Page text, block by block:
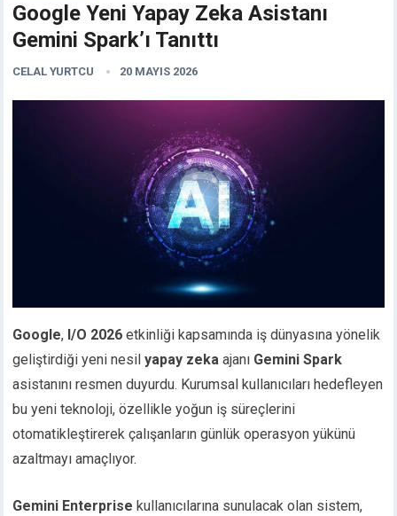
Google Yeni Yapay Zeka Asistanı
Gemini Spark’ı Tanıttı
CELAL YURTCU 20 MAYIS 2026
Google, I/O 2026 etkinliği kapsamında iş dünyasına yönelik
geliştirdiği yeni nesilyapay zeka ajanı Gemini Spark
asistanını resmen duyurdu. Kurumsal kullanıcıları hedefleyen
bu yeni teknoloji, özellikle yoğun iş süreçlerini
otomatikleştirerek çalışanların günlük operasyon yükünü
azaltmayı amaçlıyor.
Gemini Enterprise kullanıcılarına sunulacak olan sistem,